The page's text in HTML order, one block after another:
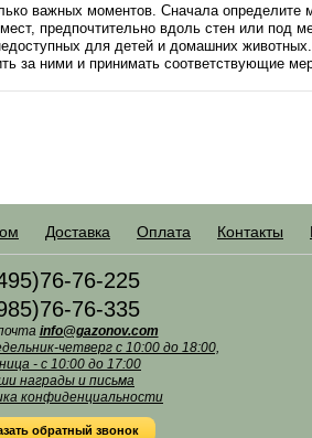
важных моментов. Сначала определите
предпочтительно вдоль стен или под
для детей и домашних
за ними и принимать соответствующие
Доставка Оплата Контакты
76-225
76-335
info@gazonov.com
четверг с 10:00 до 18:00,
- с 10:00 до 17:00
награды и письма
конфиденциальности
обратный звонок